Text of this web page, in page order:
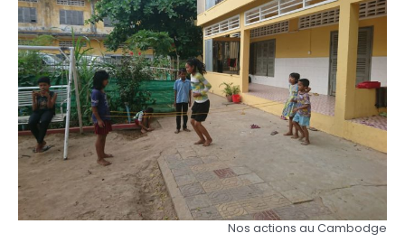
Nos actions au Cambodge